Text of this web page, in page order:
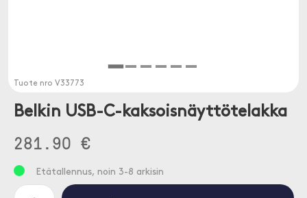
Tuote nro V33773
Belkin USB-C-kaksoisnäyttötelakka
281.90 €
Etätallennus, noin 3-8 arkisin